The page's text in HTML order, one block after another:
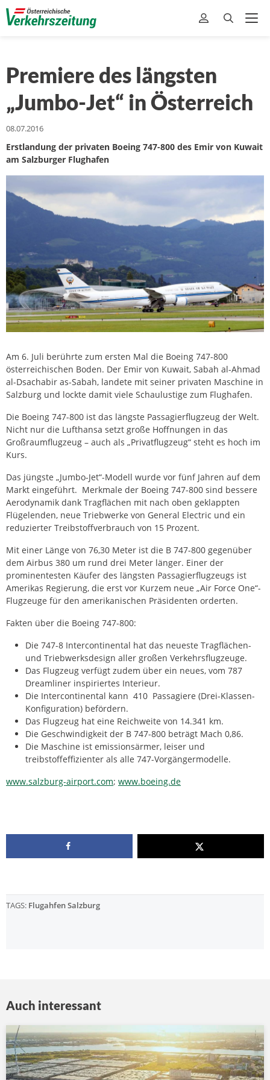
Premiere des längsten
„Jumbo-Jet“ in Österreich
08.07.2016
Erstlandung der privaten Boeing 747-800 des Emir von Kuwait
am Salzburger Flughafen
Am 6. Juli berührte zum ersten Mal die Boeing 747-800
österreichischen Boden. Der Emir von Kuwait, Sabah al-Ahmad
al-Dsachabir as-Sabah, landete mit seiner privaten Maschine in
Salzburg und lockte damit viele Schaulustige zum Flughafen.
Die Boeing 747-800 ist das längste Passagierflugzeug der Welt.
Nicht nur die Lufthansa setzt große Hoffnungen in das
Großraumflugzeug – auch als „Privatflugzeug“ steht es hoch im
Kurs.
Das jüngste „Jumbo-Jet“-Modell wurde vor fünf Jahren auf dem
Markt eingeführt. Merkmale der Boeing 747-800 sind bessere
Aerodynamik dank Tragflächen mit nach oben geklappten
Flügelenden, neue Triebwerke von General Electric und ein
reduzierter Treibstoffverbrauch von 15 Prozent.
Mit einer Länge von 76,30 Meter ist die B 747-800 gegenüber
dem Airbus 380 um rund drei Meter länger. Einer der
prominentesten Käufer des längsten Passagierflugzeugs ist
Amerikas Regierung, die erst vor Kurzem neue „Air Force One“-
Flugzeuge für den amerikanischen Präsidenten orderten.
Fakten über die Boeing 747-800:
Die 747-8 Intercontinental hat das neueste Tragflächen-
und Triebwerksdesign aller großen Verkehrsflugzeuge.
Das Flugzeug verfügt zudem über ein neues, vom 787
Dreamliner inspiriertes Interieur.
Die Intercontinental kann 410 Passagiere (Drei-Klassen-
Konfiguration) befördern.
Das Flugzeug hat eine Reichweite von 14.341 km.
Die Geschwindigkeit der B 747-800 beträgt Mach 0,86.
Die Maschine ist emissionsärmer, leiser und
treibstoffeffizienter als alle 747-Vorgängermodelle.
www.salzburg-airport.com; www.boeing.de
TAGS: Flugahfen Salzburg
Auch interessant